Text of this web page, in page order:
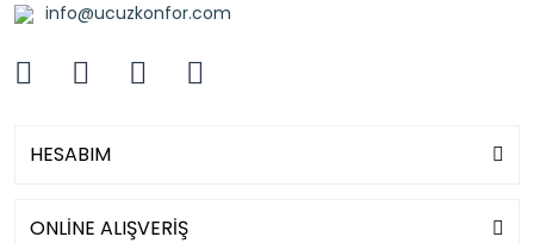
info@ucuzkonfor.com
HESABIM
ONLİNE ALIŞVERİŞ